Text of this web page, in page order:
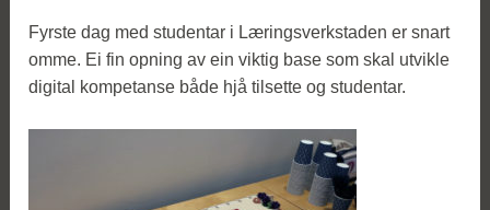
Fyrste dag med studentar i Læringsverkstaden er snart
omme. Ei fin opning av ein viktig base som skal utvikle
digital kompetanse både hjå tilsette og studentar.